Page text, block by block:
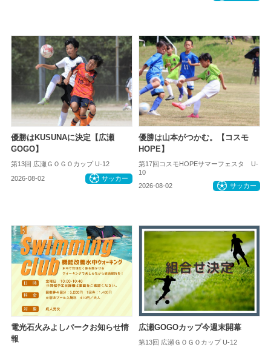
優勝はKUSUNAに決定【広瀬
GOGO】
第13回 広瀬ＧＯＧＯカップ U-12
2026-08-02 サッカー
優勝は山本がつかむ。【コスモ
HOPE】
第17回コスモHOPEサマーフェスタ U-
10
2026-08-02
サッカー
電光石火みよしパークお知らせ情
報
広瀬GOGOカップ今週末開幕
第13回 広瀬ＧＯＧＯカップ U-12